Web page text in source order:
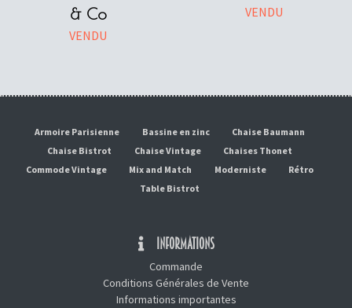
& Co
VENDU
VENDU
Armoire Parisienne Bassine en zinc
Chaise Baumann
Chaise Bistrot
Chaise Vintage
Chaises Thonet
Commode Vintage
Mix and Match Moderniste
Rétro
Table Bistrot
INFORMATIONS
Commande
Conditions Générales de Vente
Informations importantes